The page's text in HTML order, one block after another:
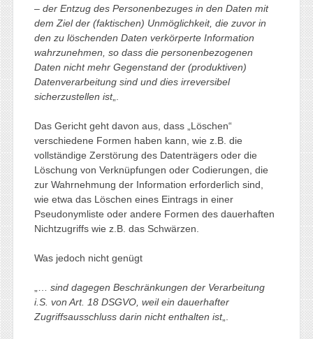
– der Entzug des Personenbezuges in den Daten mit
dem Ziel der (faktischen) Unmöglichkeit, die zuvor in
den zu löschenden Daten verkörperte Information
wahrzunehmen, so dass die personenbezogenen
Daten nicht mehr Gegenstand der (produktiven)
Datenverarbeitung sind und dies irreversibel
sicherzustellen ist„.
Das Gericht geht davon aus, dass „Löschen“
verschiedene Formen haben kann, wie z.B. die
vollständige Zerstörung des Datenträgers oder die
Löschung von Verknüpfungen oder Codierungen, die
zur Wahrnehmung der Information erforderlich sind,
wie etwa das Löschen eines Eintrags in einer
Pseudonymliste oder andere Formen des dauerhaften
Nichtzugriffs wie z.B. das Schwärzen.
Was jedoch nicht genügt
sind dagegen Beschränkungen der Verarbeitung
i.S. von Art. 18 DSGVO, weil ein dauerhafter
Zugriffsausschluss darin nicht enthalten ist„.